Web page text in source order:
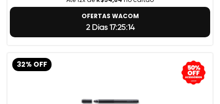
OFERTAS WACOM
2 Dias 17:25:13
32% OFF